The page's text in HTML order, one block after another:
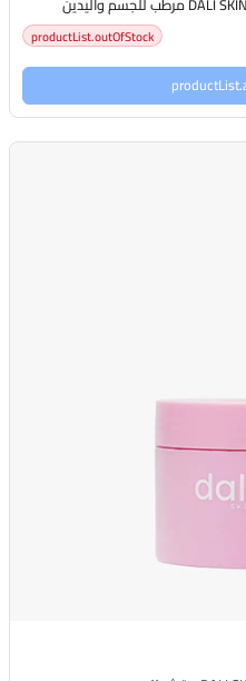
productList.outOfStock